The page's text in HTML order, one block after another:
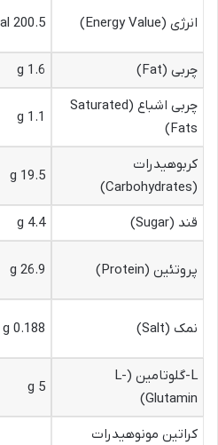
انرژی (Energy Value) 200.5 kcal
چربی (Fat) 1.6 g
چربی اشباع (Saturated
Fats)
1.1 g
کربوهیدرات
(Carbohydrates)
19.5 g
قند (Sugar) 4.4 g
پروتئین (Protein) 26.9 g
نمک (Salt) 0.188 g
L-گلوتامین (L-
Glutamin)
5 g
کراتین مونوهیدرات